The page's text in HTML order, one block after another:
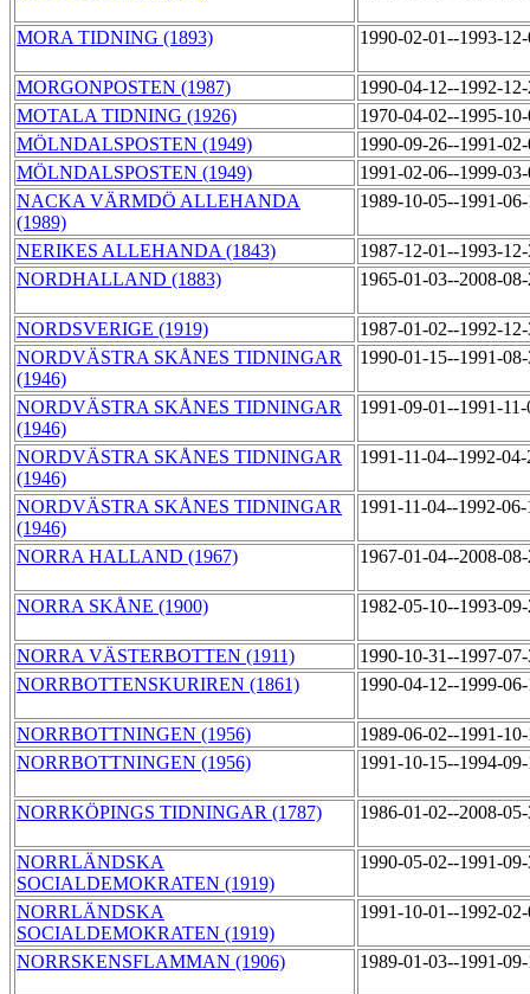
MORA TIDNING (1893) 1990-02-01--1993-
MORGONPOSTEN (1987)
1990-04-12--1992-
MOTALA TIDNING (1926)
1970-04-02--1995-
MÖLNDALSPOSTEN (1949)
1990-09-26--1991-
MÖLNDALSPOSTEN (1949)
1991-02-06--1999-
NACKA VÄRMDÖ ALLEHANDA
(1989)
1989-10-05--1991-
NERIKES ALLEHANDA (1843)
1987-12-01--1993-
NORDHALLAND (1883)
1965-01-03--2008-
NORDSVERIGE (1919)
1987-01-02--1992-
NORDVÄSTRA SKÅNES TIDNINGAR
(1946)
1990-01-15--1991-
NORDVÄSTRA SKÅNES TIDNINGAR
(1946)
1991-09-01--1991-
NORDVÄSTRA SKÅNES TIDNINGAR
(1946)
1991-11-04--1992-
NORDVÄSTRA SKÅNES TIDNINGAR
(1946)
1991-11-04--1992-
NORRA HALLAND (1967) 1967-01-04--2008-
NORRA SKÅNE (1900) 1982-05-10--1993-
NORRA VÄSTERBOTTEN (1911)
1990-10-31--1997-
NORRBOTTENSKURIREN (1861)
1990-04-12--1999-
NORRBOTTNINGEN (1956)
1989-06-02--1991-
NORRBOTTNINGEN (1956)
1991-10-15--1994-
NORRKÖPINGS TIDNINGAR (1787) 1986-01-02--2008-
NORRLÄNDSKA
SOCIALDEMOKRATEN (1919)
1990-05-02--1991-
NORRLÄNDSKA
SOCIALDEMOKRATEN (1919)
1991-10-01--1992-
NORRSKENSFLAMMAN (1906) 1989-01-03--1991-